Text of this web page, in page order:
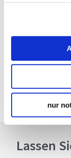
nur
Google
Lassen